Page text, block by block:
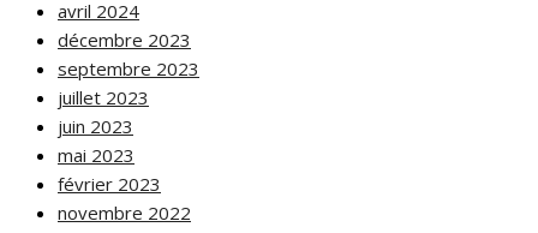
avril 2024
décembre 2023
septembre 2023
juillet 2023
juin 2023
mai 2023
février 2023
novembre 2022